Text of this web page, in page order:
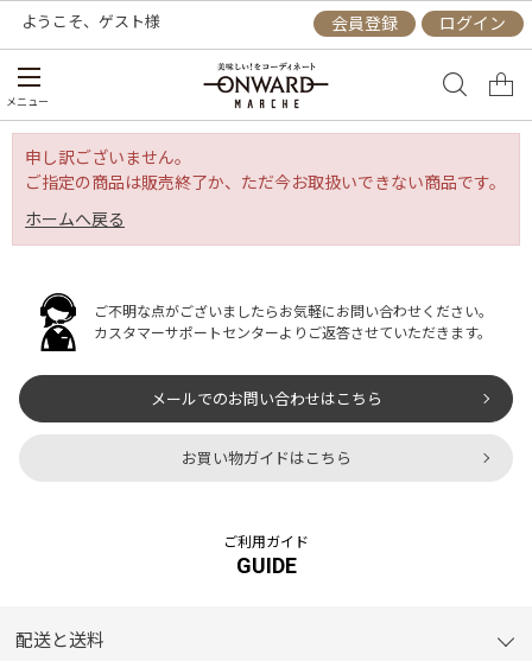
ようこそ、 ゲスト様 会員登録 ログイン
メニュー
申し訳ございません。
ご指定の商品は販売終了か、ただ今お取扱いできない商品です。
ホームへ戻る
ご不明な点がございましたらお気軽にお問い合わせください。
カスタマーサポートセンターよりご返答させていただきます。
メールでのお問い合わせはこちら
お買い物ガイドはこちら
ご利用ガイド
GUIDE
配送と送料